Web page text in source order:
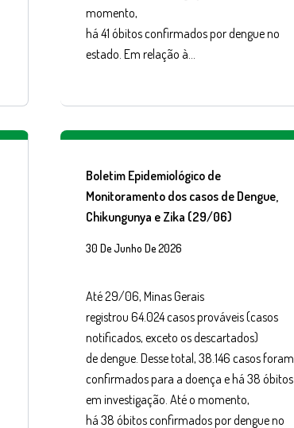
momento,
há 41 óbitos confirmados por dengue no
estado. Em relação à…
Boletim Epidemiológico de
Monitoramento dos casos de Dengue,
Chikungunya e Zika (29/06)
30 De Junho De 2026
Até 29/06, Minas Gerais
registrou 64.024 casos prováveis (casos
notificados, exceto os descartados)
de dengue. Desse total, 38.146 casos foram
confirmados para a doença e há 38 óbitos
em investigação. Até o momento,
há 38 óbitos confirmados por dengue no